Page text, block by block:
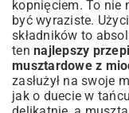
upodobań?
Pomysły na
ogórki
Przechowywanie i
smakiem przez
Jak długo można
musztardowo-
kopnięciem. To nie
być wyraziste.
składników to
ten najlepszy
musztardowe z
zasłużył na swoje
jak o duecie w